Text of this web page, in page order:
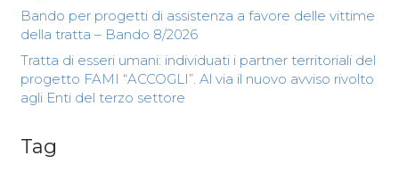
Bando per progetti di assistenza a favore delle vittime
della tratta – Bando 8/2026
Tratta di esseri umani: individuati i partner territoriali del
progetto FAMI “ACCOGLI”. Al via il nuovo avviso rivolto
agli Enti del terzo settore
Tag